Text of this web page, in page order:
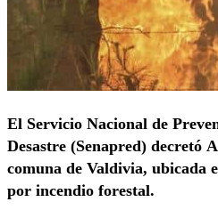
El Servicio Nacional de
Desastre (Senapred) decretó
comuna de Valdivia, ubicada
por incendio forestal.